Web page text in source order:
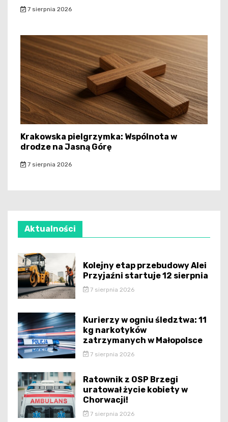
7 sierpnia 2026
Krakowska pielgrzymka: Wspólnota w
drodze na Jasną Górę
7 sierpnia 2026
Aktualności
Kolejny etap przebudowy Alei
Przyjaźni startuje 12 sierpnia
7 sierpnia 2026
Kurierzy w ogniu śledztwa: 11
kg narkotyków
zatrzymanych w Małopolsce
7 sierpnia 2026
Ratownik z OSP Brzegi
uratował życie kobiety w
Chorwacji!
7 sierpnia 2026